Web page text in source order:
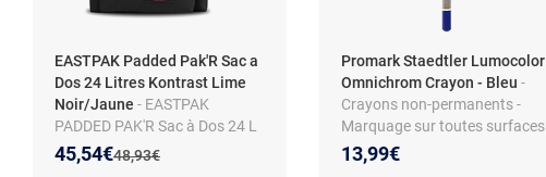
EASTPAK Padded Pak'R Sac a
Dos 24 Litres Kontrast Lime
Noir/Jaune - EASTPAK
PADDED PAK'R Sac à Dos 24 L
Noir
Ancien prix :
48,93€
Nouveau prix :
45,54€
Réduction de :
Promark Staedtler Lumocolor
Omnichrom Crayon - Bleu -
Crayons non-permanents -
Marquage sur toutes surfaces
- Boîte de 12 crayons
13,99€